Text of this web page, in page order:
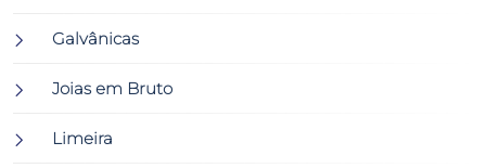
Galvânicas
Joias em Bruto
Limeira